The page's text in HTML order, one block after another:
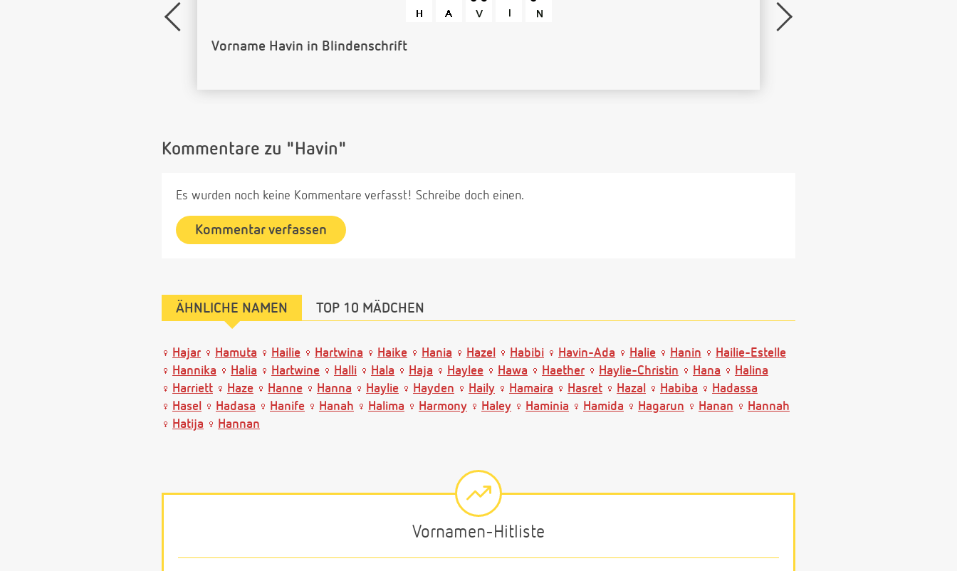
Name Havin als Barcode
Kommentare zu "Havin"
Es wurden noch keine Kommentare verfasst! Schreibe doch einen.
Kommentar verfassen
ÄHNLICHE NAMEN TOP 10 MÄDCHEN
Hajar Hamuta Hailie Hartwina Haike Hania Hazel Habibi Havin-Ada Halie Hanin
Hailie-Estelle
Hannika
Halia Hartwine Halli Hala Haja Haylee Hawa Haether Haylie-Christin Hana
Halina
Harriett
Haze Hanne Hanna Haylie Hayden Haily Hamaira Hasret Hazal Habiba
Hadassa
Hasel
Hadasa Hanife Hanah Halima Harmony Haley Haminia Hamida Hagarun Hanan
Hannah
Hatija
Hannan
Vornamen-Hitliste